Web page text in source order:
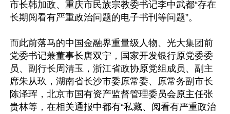
市长韩加政、重庆市民族宗教委书记李中武都“存在
长期阅看有严重政治问题的电子书刊等问题”。
而此前落马的中国金融界重量级人物、光大集团前
党委书记兼董事长唐双宁，国家开发银行原党委委
员、副行长周清玉，浙江省政协原党组成员、副主
席朱从玖，湖南省长沙市委原常委、原常务副市长
陈泽珲，北京市国有资产监督管理委员会原主任张
贵林等，在相关通报中都有“私藏、阅看有严重政治